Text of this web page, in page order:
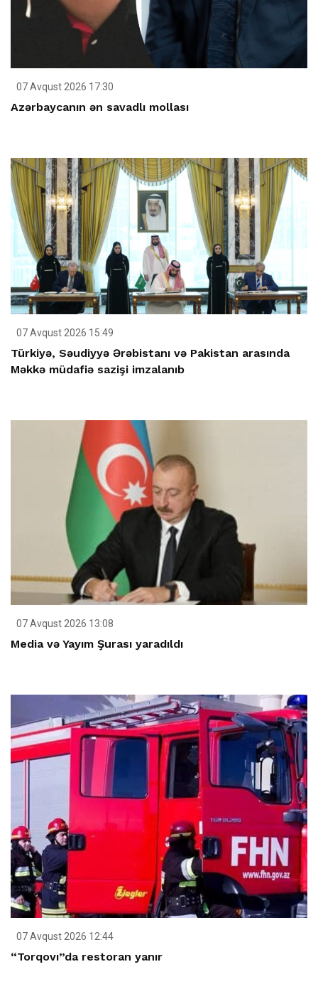
07 Avqust 2026 17:30
Azərbaycanın ən savadlı mollası
07 Avqust 2026 15:49
Türkiyə, Səudiyyə Ərəbistanı və Pakistan arasında
Məkkə müdafiə sazişi imzalanıb
07 Avqust 2026 13:08
Media və Yayım Şurası yaradıldı
07 Avqust 2026 12:44
“Torqovı”da restoran yanır